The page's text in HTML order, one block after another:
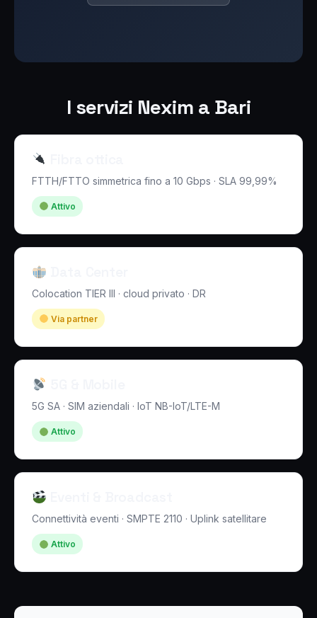
I servizi Nexim a Bari
FTTH/FTTO simmetrica fino a 10 Gbps · SLA 99,99%
Attivo
Colocation TIER III · cloud privato · DR
Via partner
5G SA · SIM aziendali · IoT NB-IoT/LTE-M
Attivo
Connettività eventi · SMPTE 2110 · Uplink satellitare
Attivo